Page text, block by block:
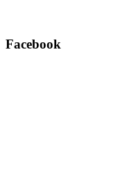
Facebook